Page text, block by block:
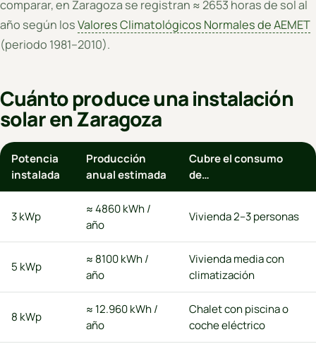
comparar, en Zaragoza se registran ≈ 2653 horas de sol al
año según losValores Climatológicos Normales de AEMET
(periodo 1981–2010).
Cuánto produce una instalación
solar en Zaragoza
Potencia
instalada
Producción
anual estimada
Cubre el consumo
de…
3 kWp
≈ 4860 kWh /
año
Vivienda 2–3 personas
5 kWp
≈ 8100 kWh /
año
Vivienda media con
climatización
8 kWp
≈ 12.960 kWh /
año
Chalet con piscina o
coche eléctrico